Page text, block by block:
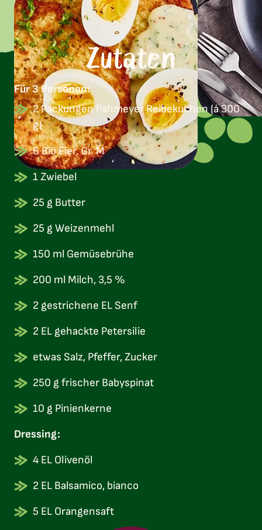
Zutaten
Für 3 Personen:
2 Packungen Pahmeyer Reibekuchen (á 300
g)
6 Bio Eier, Gr. M
1 Zwiebel
25 g Butter
25 g Weizenmehl
150 ml Gemüsebrühe
200 ml Milch, 3,5 %
2 gestrichene EL Senf
2 EL gehackte Petersilie
etwas Salz, Pfeffer, Zucker
250 g frischer Babyspinat
10 g Pinienkerne
Dressing:
4 EL Olivenöl
2 EL Balsamico, bianco
5 EL Orangensaft